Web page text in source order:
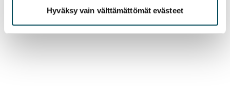
Hyväksy vain välttämättömät evästeet